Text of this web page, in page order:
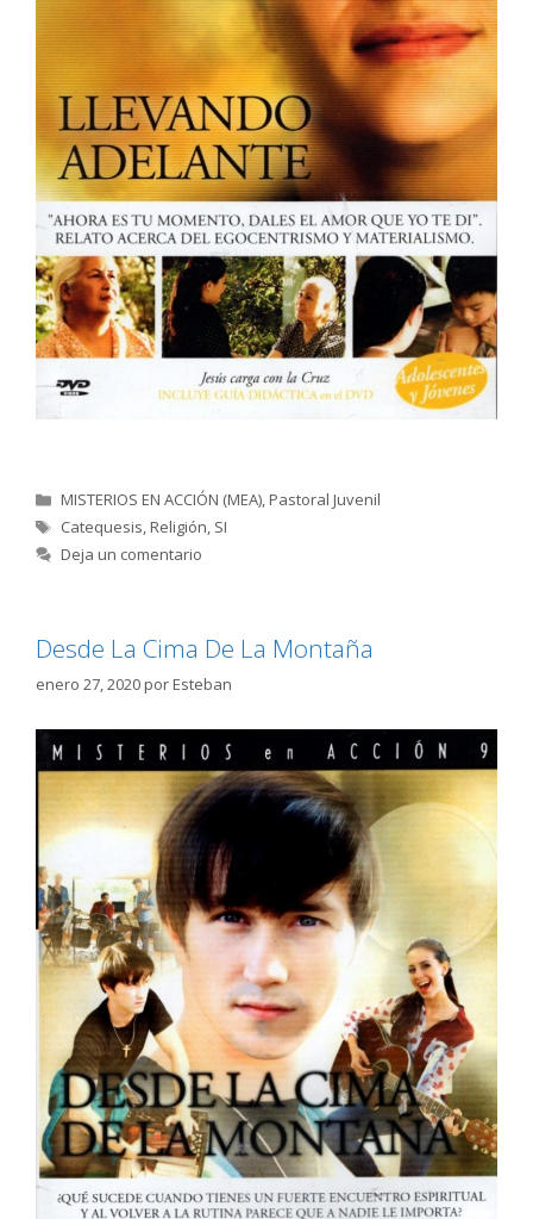
Categorías
MISTERIOS EN ACCIÓN (MEA),Pastoral Juvenil
Etiquetas
Catequesis,Religión, SI
Deja un comentario
Desde La Cima De La Montaña
enero 27, 2020porEsteban